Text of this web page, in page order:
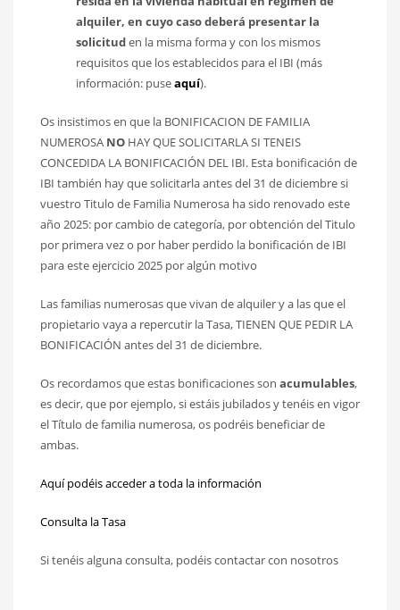
alquiler, en cuyo caso deberá presentar la
solicituden la misma forma y con los mismos
requisitos que los establecidos para el IBI (más
información: puseaquí).
Os insistimos en que la BONIFICACION DE FAMILIA
NUMEROSA NO HAY QUE SOLICITARLA SI TENEIS
CONCEDIDA LA BONIFICACIÓN DEL IBI. Esta bonificación de
IBI también hay que solicitarla antes del 31 de diciembre si
vuestro Titulo de Familia Numerosa ha sido renovado este
año 2025: por cambio de categoría, por obtención del Titulo
por primera vez o por haber perdido la bonificación de IBI
para este ejercicio 2025 por algún motivo
Las familias numerosas que vivan de alquiler y a las que el
propietario vaya a repercutir la Tasa, TIENEN QUE PEDIR LA
BONIFICACIÓN antes del 31 de diciembre.
Os recordamos que estas bonificaciones son acumulables,
es decir, que por ejemplo, si estáis jubilados y tenéis en vigor
el Título de familia numerosa, os podréis beneficiar de
ambas.
Aquí podéis acceder a toda la información
Consulta la Tasa
Si tenéis alguna consulta, podéis contactar con nosotros